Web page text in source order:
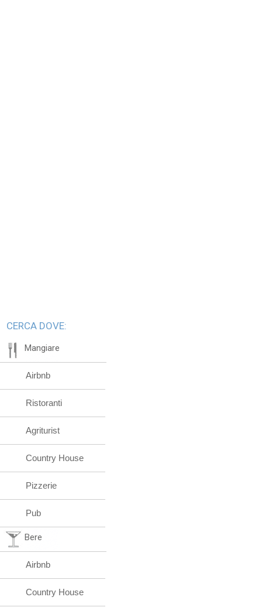
CERCA DOVE:
Mangiare
Airbnb
Ristoranti
Agriturist
Country House
Pizzerie
Pub
Bere
Airbnb
Country House